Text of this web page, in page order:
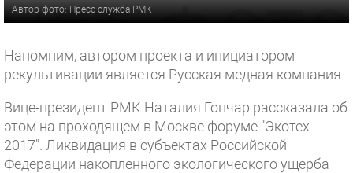
Автор фото: Пресс-служба РМК
Напомним, автором проекта и инициатором
рекультивации является Русская медная компания.
Вице-президент РМК Наталия Гончар рассказала об
этом на проходящем в Москве форуме "Экотех -
2017". Ликвидация в субъектах Российской
Федерации накопленного экологического ущерба